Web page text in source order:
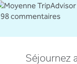
Séjournez